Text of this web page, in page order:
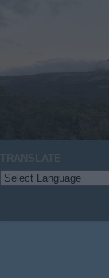
TRANSLATE